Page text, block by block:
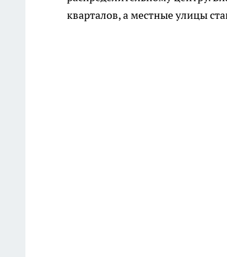
кварталов, а местные улицы